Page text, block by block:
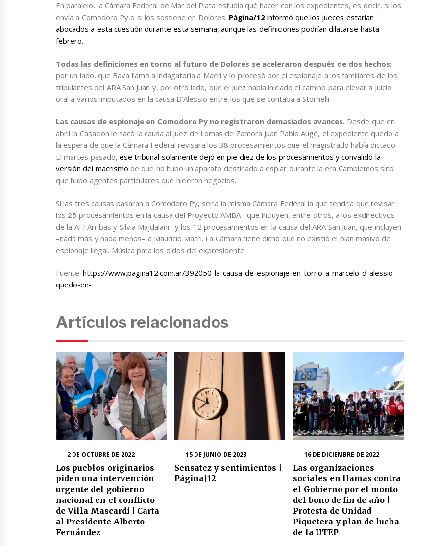
En paralelo, la Cámara Federal de Mar del Plata estudia qué hacer con los expedientes, es decir, si los
envía a Comodoro Py o si los sostiene en Dolores. Página/12 informó que los jueces estarían
abocados a esta cuestión durante esta semana, aunque las definiciones podrían dilatarse hasta
febrero.
Todas las definiciones en torno al futuro de Dolores se aceleraron después de dos hechos:
por un lado, que Bava llamó a indagatoria a Macri y lo procesó por el espionaje a los familiares de los
tripulantes del ARA San Juan y, por otro lado, que el juez había iniciado el camino para elevar a juicio
oral a varios imputados en la causa D’Alessio entre los que se contaba a Stornelli.
Las causas de espionaje en Comodoro Py no registraron demasiados avances. Desde que en
abril la Casación le sacó la causa al juez de Lomas de Zamora Juan Pablo Augé, el expediente quedó a
la espera de que la Cámara Federal revisara los 38 procesamientos que el magistrado había dictado.
El martes pasado, ese tribunal solamente dejó en pie diez de los procesamientos y convalidó la
versión del macrismo de que no hubo un aparato destinado a espiar durante la era Cambiemos sino
que hubo agentes particulares que hicieron negocios.
Si las tres causas pasaran a Comodoro Py, sería la misma Cámara Federal la que tendría que revisar
los 25 procesamientos en la causa del Proyecto AMBA –que incluyen, entre otros, a los exdirectivos
de la AFI Arribas y Silvia Majdalani– y los 12 procesamientos en la causa del ARA San Juan, que incluyen
–nada más y nada menos– a Mauricio Macri. La Cámara tiene dicho que no existió el plan masivo de
espionaje ilegal. Música para los oídos del expresidente.
Fuente:https://www.pagina12.com.ar/392050-la-causa-de-espionaje-en-torno-a-marcelo-d-alessio-
quedo-en-
Artículos relacionados
2 DE OCTUBRE DE 2022
Los pueblos originarios
piden una intervención
urgente del gobierno
nacional en el conflicto
de Villa Mascardi | Carta
al Presidente Alberto
Fernández
15 DE JUNIO DE 2023
Sensatez y sentimientos |
Página|12
16 DE DICIEMBRE DE 2022
Las organizaciones
sociales en llamas contra
el Gobierno por el monto
del bono de fin de año |
Protesta de Unidad
Piquetera y plan de lucha
de la UTEP